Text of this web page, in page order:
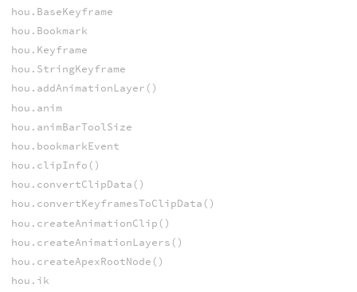
hou.BaseKeyframe
hou.Bookmark
hou.Keyframe
hou.StringKeyframe
hou.addAnimationLayer()
hou.anim
hou.animBarToolSize
hou.bookmarkEvent
hou.clipInfo()
hou.convertClipData()
hou.convertKeyframesToClipData()
hou.createAnimationClip()
hou.createAnimationLayers()
hou.createApexRootNode()
hou.ik